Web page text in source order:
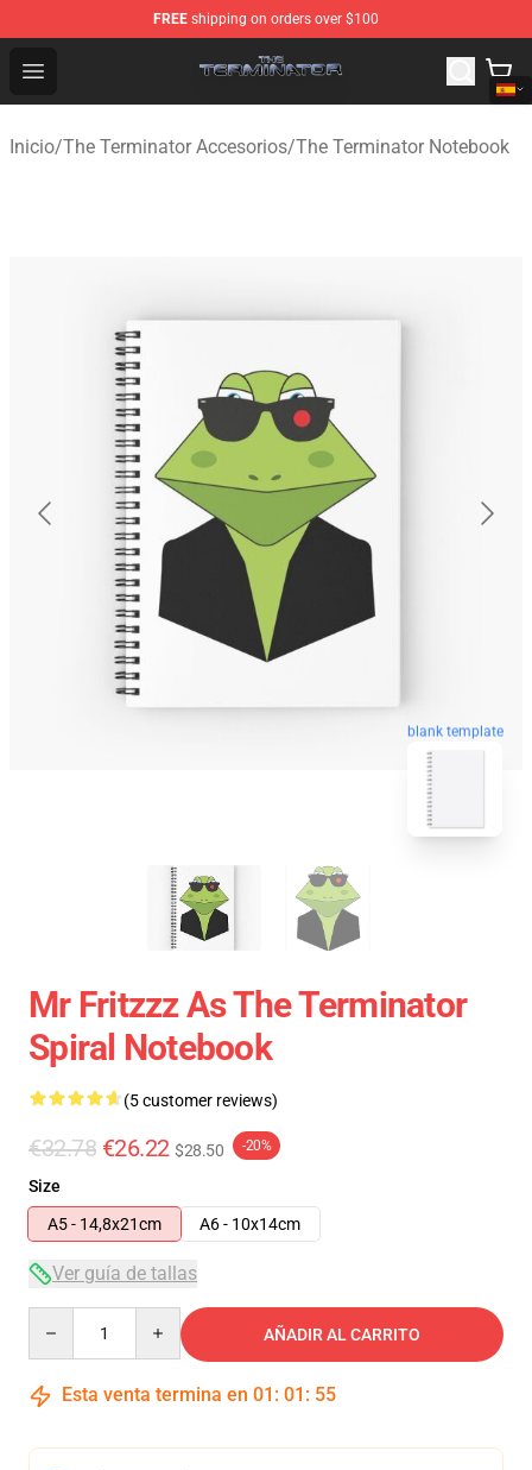
FREE shipping on orders over $100
Open menu
The Terminator Store - Official The Terminator
Inicio/The Terminator Accesorios/The Terminator Notebook
blank template
Mr Fritzzz As The Terminator
Spiral Notebook
(5 customer reviews)
€32.78 €26.22 $28.50 -20%
Size
A5 - 14,8x21cm
A6 - 10x14cm
Ver guía de tallas
AÑADIR AL CARRITO
Esta venta termina en 01 : 01 : 54